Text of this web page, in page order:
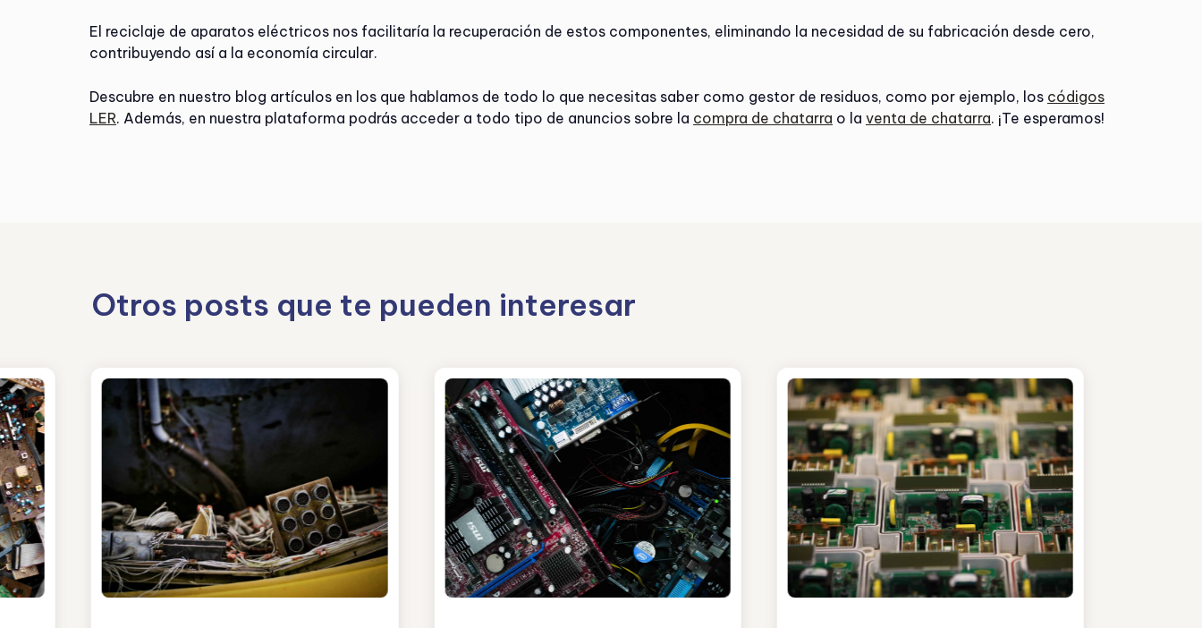
El reciclaje de aparatos eléctricos nos facilitaría la recuperación de estos componentes, eliminando la necesidad de su fabricación desde cero,
contribuyendo así a la economía circular.
Descubre en nuestro blog artículos en los que hablamos de todo lo que necesitas saber como gestor de residuos, como por ejemplo, los códigos
LER. Además, en nuestra plataforma podrás acceder a todo tipo de anuncios sobre la compra de chatarra o la venta de chatarra. ¡Te esperamos!
Otros posts que te pueden interesar